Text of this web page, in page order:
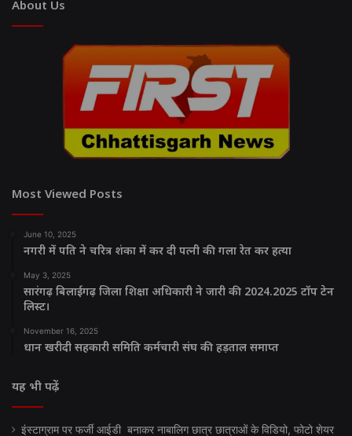
About Us
Most Viewed Posts
June 10, 2025
नगरी में पति ने चरित्र शंका में कर दी पत्नी की गला रेत कर हत्या
May 3, 2025
सारंगढ़ बिलाईगढ़ जिला शिक्षा अधिकारी ने जारी की 2024.2025 टॉप टेन
लिस्ट।
November 16, 2025
धान खरीदी सहकारी समिति कर्मचारी संघ की हड़ताल समाप्त
यह भी पढ़ें
इंस्टाग्राम पर फर्जी आईडी बनाकर नाबालिग छात्र छात्राओं के विडियो, फोटो शेयर